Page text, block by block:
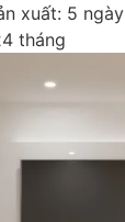
xuất: 5 ngày
tháng